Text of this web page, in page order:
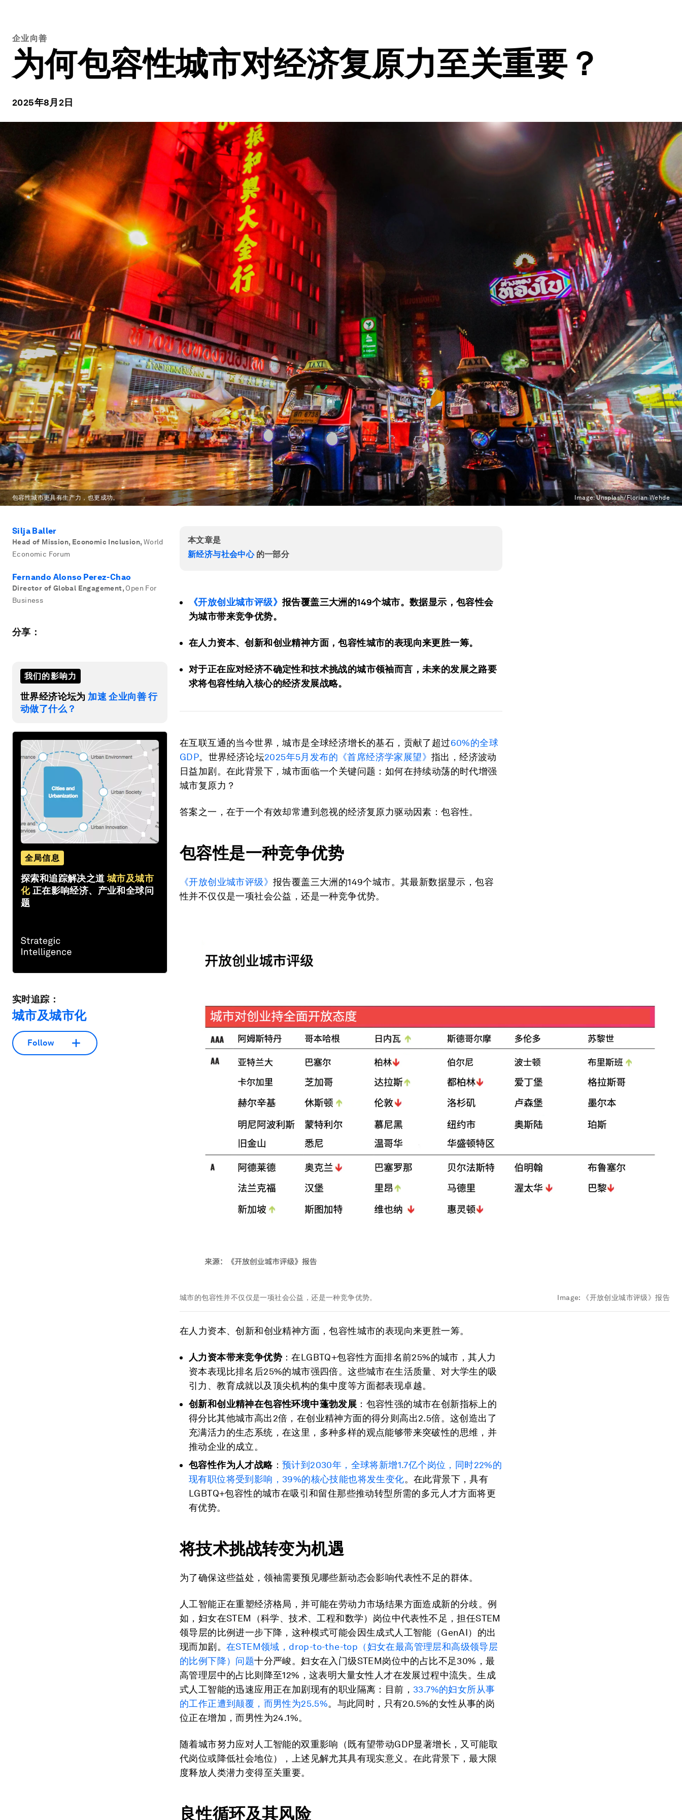
企业向善
为何包容性城市对经济复原力至关重要？
2025年8月2日
包容性城市更具有生产力，也更成功。 Image:Unsplash/Florian Wehde
Silja Baller
Head of Mission, Economic Inclusion, World
Economic Forum
Fernando Alonso Perez-Chao
Director of Global Engagement, Open For
Business
分享：
我们的影响力
世界经济论坛为 加速 企业向善 行
动做了什么？
全局信息
探索和追踪解决之道 城市及城市
化 正在影响经济、产业和全球问
题
实时追踪：
城市及城市化
Follow
本文章是
新经济与社会中心的一部分
《开放创业城市评级》报告覆盖三大洲的149个城市。数据显示，包容性会
为城市带来竞争优势。
在人力资本、创新和创业精神方面，包容性城市的表现向来更胜一筹。
对于正在应对经济不确定性和技术挑战的城市领袖而言，未来的发展之路要
求将包容性纳入核心的经济发展战略。
在互联互通的当今世界，城市是全球经济增长的基石，贡献了超过60%的全球
GDP。世界经济论坛2025年5月发布的《首席经济学家展望》指出，经济波动
日益加剧。在此背景下，城市面临一个关键问题：如何在持续动荡的时代增强
城市复原力？
答案之一，在于一个有效却常遭到忽视的经济复原力驱动因素：包容性。
包容性是一种竞争优势
《开放创业城市评级》 报告覆盖三大洲的149个城市。其最新数据显示，包容
性并不仅仅是一项社会公益，还是一种竞争优势。
城市的包容性并不仅仅是一项社会公益，还是一种竞争优势。 Image: 《开放创业城市评级》报告
在人力资本、创新和创业精神方面，包容性城市的表现向来更胜一筹。
人力资本带来竞争优势 ：在LGBTQ+包容性方面排名前25%的城市，其人力
资本表现比排名后25%的城市强四倍。这些城市在生活质量、对大学生的吸
引力、教育成就以及顶尖机构的集中度等方面都表现卓越。
创新和创业精神在包容性环境中蓬勃发展 ：包容性强的城市在创新指标上的
得分比其他城市高出2倍，在创业精神方面的得分则高出2.5倍。这创造出了
充满活力的生态系统，在这里，多种多样的观点能够带来突破性的思维，并
推动企业的成立。
包容性作为人才战略：预计到2030年，全球将新增1.7亿个岗位，同时22%的
现有职位将受到影响， 39%的核心技能也将发生变化。在此背景下，具有
LGBTQ+包容性的城市在吸引和留住那些推动转型所需的多元人才方面将更
有优势。
将技术挑战转变为机遇
为了确保这些益处，领袖需要预见哪些新动态会影响代表性不足的群体。
人工智能正在重塑经济格局，并可能在劳动力市场结果方面造成新的分歧。例
如，妇女在STEM（科学、技术、工程和数学）岗位中代表性不足，担任STEM
领导层的比例进一步下降，这种模式可能会因生成式人工智能（GenAI）的出
现而加剧。 在STEM领域， drop-to-the-top （妇女在最高管理层和高级领导层
的比例下降）问题十分严峻。妇女在入门级STEM岗位中的占比不足30%，最
高管理层中的占比则降至12%，这表明大量女性人才在发展过程中流失。生成
式人工智能的迅速应用正在加剧现有的职业隔离：目前， 33.7%的妇女所从事
的工作正遭到颠覆，而男性为25.5%。与此同时，只有20.5%的女性从事的岗
位正在增加，而男性为24.1%。
随着城市努力应对人工智能的双重影响（既有望带动GDP显著增长，又可能取
代岗位或降低社会地位），上述见解尤其具有现实意义。在此背景下，最大限
度释放人类潜力变得至关重要。
良性循环及其风险